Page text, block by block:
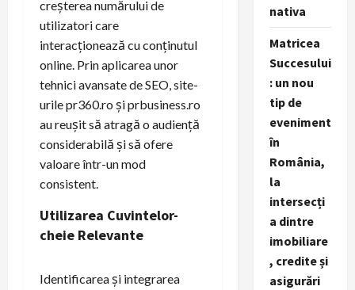
creșterea numărului de
utilizatori care
interacționează cu conținutul
online. Prin aplicarea unor
tehnici avansate de SEO, site-
urile pr360.ro și prbusiness.ro
au reușit să atragă o audiență
considerabilă și să ofere
valoare într-un mod
consistent.
Utilizarea Cuvintelor-
cheie Relevante
Identificarea și integrarea
nativa
Matricea
Succesului
: un nou
tip de
eveniment
în
România,
la
intersecți
a dintre
imobiliare
, credite și
asigurări